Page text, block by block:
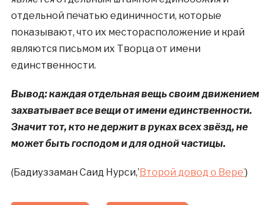
отдельной печатью единичности, которые
показывают, что их месторасположение и край
являются письмом их Творца от имени
единственности.
Вывод: каждая отдельная вещь своим движением
захватывает все вещи от имени единственности.
Значит тот, кто не держит в руках всех звёзд, не
может быть господом и для одной частицы.
(Бадиуззаман Саид Нурси,’Второй довод о Вере’)